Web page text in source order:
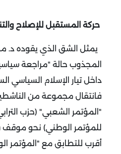
حركة المستقبل للإصلاح
يمثل الشق الذي يقوده د.
المجذوب حالة "مراجعة
داخل تيار الإسلام السياسي
فانتقال مجموعة من
"المؤتمر الشعبي" (حزب الترابي
للمؤتمر الوطني) نحو
أقرب للتطابق مع "المؤتمر